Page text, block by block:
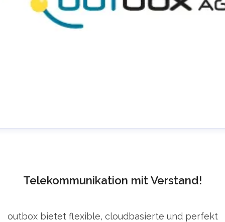
Telekommunikation mit Verstand!
outbox bietet flexible, cloudbasierte und perfekt